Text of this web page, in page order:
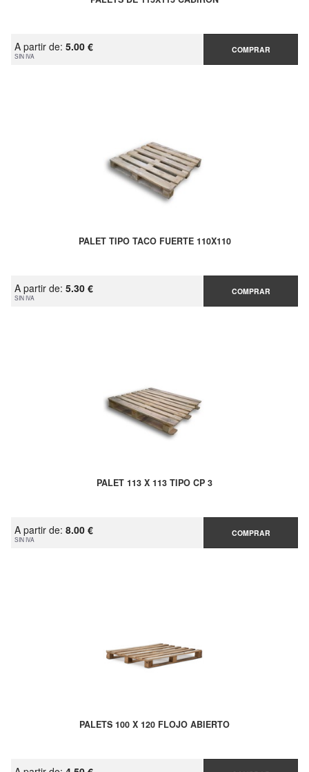
A partir de: 5.00 €
SIN IVA
COMPRAR
PALET TIPO TACO FUERTE 110X110
A partir de: 5.30 €
SIN IVA
COMPRAR
PALET 113 X 113 TIPO CP 3
A partir de: 8.00 €
SIN IVA
COMPRAR
PALETS 100 X 120 FLOJO ABIERTO